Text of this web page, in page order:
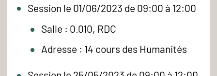
Session le 01/06/2023 de 09:00 à 12:00
Salle : 0.010, RDC
Adresse : 14 cours des Humanités